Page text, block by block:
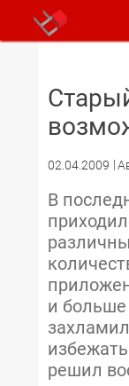
02.04.2009
В
и больше
решил